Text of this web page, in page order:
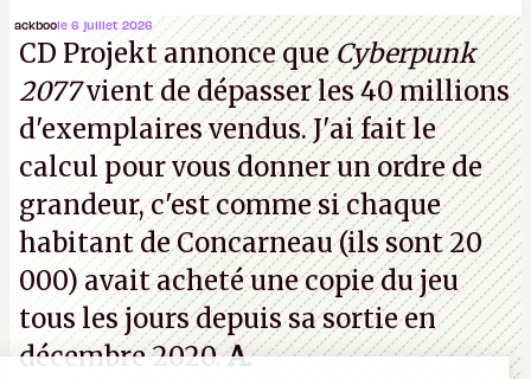
(Dishonored, Deathloop) pourraient faire partie des
prochaines victimes, puisque Microsoft a confirmé
vouloir se séparer du studio.A.
ackboole 6 juillet 2026
CD Projekt annonce queCyberpunk
2077vient de dépasser les 40 millions
d'exemplaires vendus. J'ai fait le
calcul pour vous donner un ordre de
grandeur, c'est comme si chaque
habitant de Concarneau (ils sont 20
000) avait acheté une copie du jeu
tous les jours depuis sa sortie en
décembre 2020.A.